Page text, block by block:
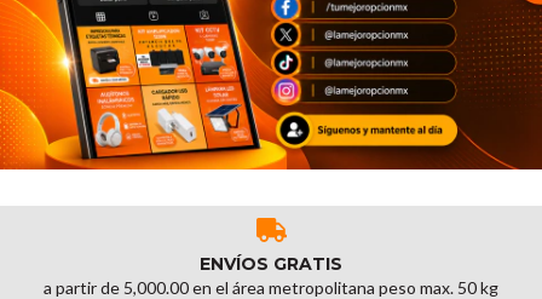
ENVÍOS GRATIS
a partir de 5,000.00 en el área metropolitana peso max. 50 kg